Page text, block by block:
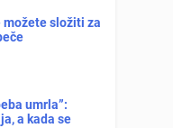
možete složiti za
umrla”:
a kada se